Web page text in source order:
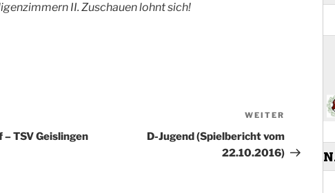
II. Zuschauen lohnt sich!
TSV Geislingen
Nächster
Beitrag
WEITER
D-Jugend (Spielbericht vom
22.10.2016)